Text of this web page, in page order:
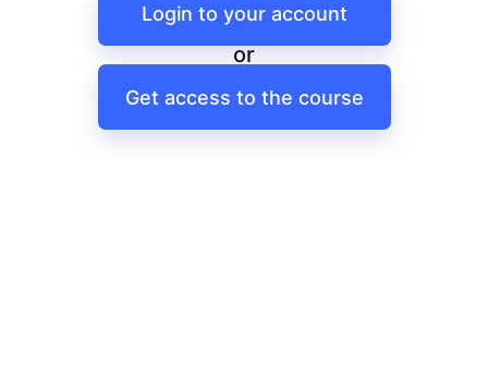
Login to your account
or
Get access to the course